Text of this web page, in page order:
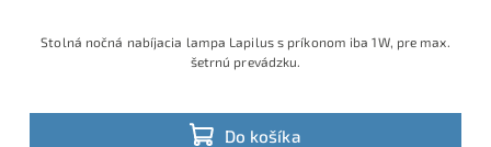
Do košíka
Stolná nočná nabíjacia lampa Lapilus s príkonom iba 1W, pre max.
šetrnú prevádzku.